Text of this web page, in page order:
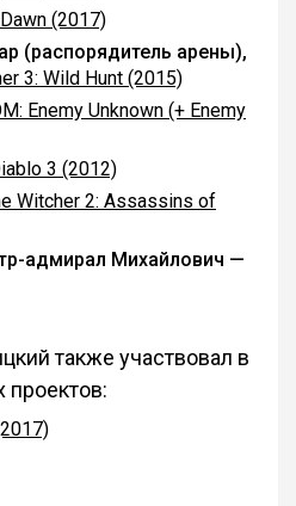
(2017)
(распорядитель арены),
3: Wild Hunt (2015)
Enemy Unknown (+ Enemy
3 (2012)
Witcher 2: Assassins of
адмирал Михайлович —
также участвовал в